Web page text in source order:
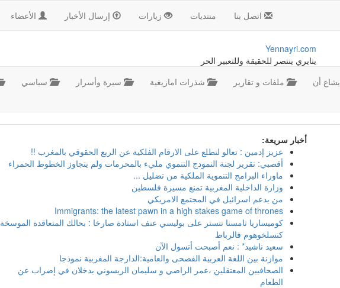
الأعضاء إرسال الأخبار زيارات منتديات اتصل بنا
Yennayri.com
ينايري ينتصر للحقيقة وللتعبير الحر
سياسي سيرة وأسرار شذرات امازيغية ملفات و تقارير يشاع أن
أخبار سريعة:
عزيز إدمين : تعالو لنطلع على الارقام الفلكية عن الربع الحقوقي بالمغرب !!
أقصبي: تقرير لجنة النمودج التنموي مليء بالمحرمات ولم يتجاوز الخطوط الحمراء
ماوراء البرامج التنموية الملكية من تضليل ...
وزارة الداخلية المغربية تمنع مسيرة فلسطين
من يدعم اسرائيل في المجتمع الامريكي
Immigrants: the latest pawn in a high stakes game of thrones
كوميساريا تامسنا تتستر على بوليسي عنف استادة صارخا : بحالك المتعاقدة الموسخة
كنسلخوهوم فالرباط
سعيد ناشيد* : نعم أصبحت أتسول الآن
موازنة بين اللغة العربية الفصحى والعامية:الدارجة المغربية نموذجا
الصحافيين المعتقلين ،عمر الراضي و سليمان الريسوني يدخلان في إضراب عن
الطعام